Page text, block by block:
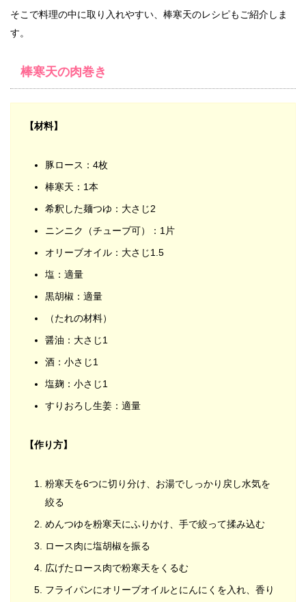
そこで料理の中に取り入れやすい、棒寒天のレシピもご紹介しま
す。
棒寒天の肉巻き
【材料】
豚ロース：4枚
棒寒天：1本
希釈した麺つゆ：大さじ2
ニンニク（チューブ可）：1片
オリーブオイル：大さじ1.5
塩：適量
黒胡椒：適量
（たれの材料）
醤油：大さじ1
酒：小さじ1
塩麹：小さじ1
すりおろし生姜：適量
【作り方】
粉寒天を6つに切り分け、お湯でしっかり戻し水気を
絞る
めんつゆを粉寒天にふりかけ、手で絞って揉み込む
ロース肉に塩胡椒を振る
広げたロース肉で粉寒天をくるむ
フライパンにオリーブオイルとにんにくを入れ、香り